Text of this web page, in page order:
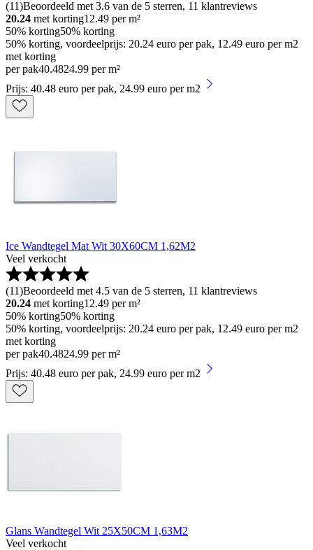
(11)Beoordeeld met 3.6 van de 5 sterren, 11 klantreviews
20.24 met korting12.49 per m²
50% korting50% korting
50% korting, voordeelprijs: 20.24 euro per pak, 12.49 euro per m2
met korting
per pak40.4824.99 per m²
Prijs: 40.48 euro per pak, 24.99 euro per m2
Ice Wandtegel Mat Wit 30X60CM 1,62M2
Veel verkocht
(11)Beoordeeld met 4.5 van de 5 sterren, 11 klantreviews
20.24 met korting12.49 per m²
50% korting50% korting
50% korting, voordeelprijs: 20.24 euro per pak, 12.49 euro per m2
met korting
per pak40.4824.99 per m²
Prijs: 40.48 euro per pak, 24.99 euro per m2
Glans Wandtegel Wit 25X50CM 1,63M2
Veel verkocht